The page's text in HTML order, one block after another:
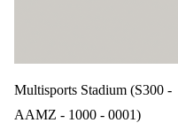
العرض السريع
Multisports Stadium (S300 -
AAMZ - 1000 - 0001)